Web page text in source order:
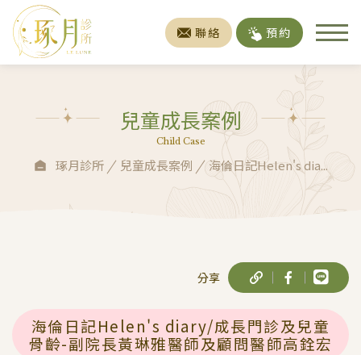
聯絡 預約
兒童成長案例
Child Case
琢月診所 兒童成長案例 海倫日記Helen's dia...
分享
海倫日記Helen's diary/成長門診及兒童
骨齡-副院長黃琳雅醫師及顧問醫師高銓宏